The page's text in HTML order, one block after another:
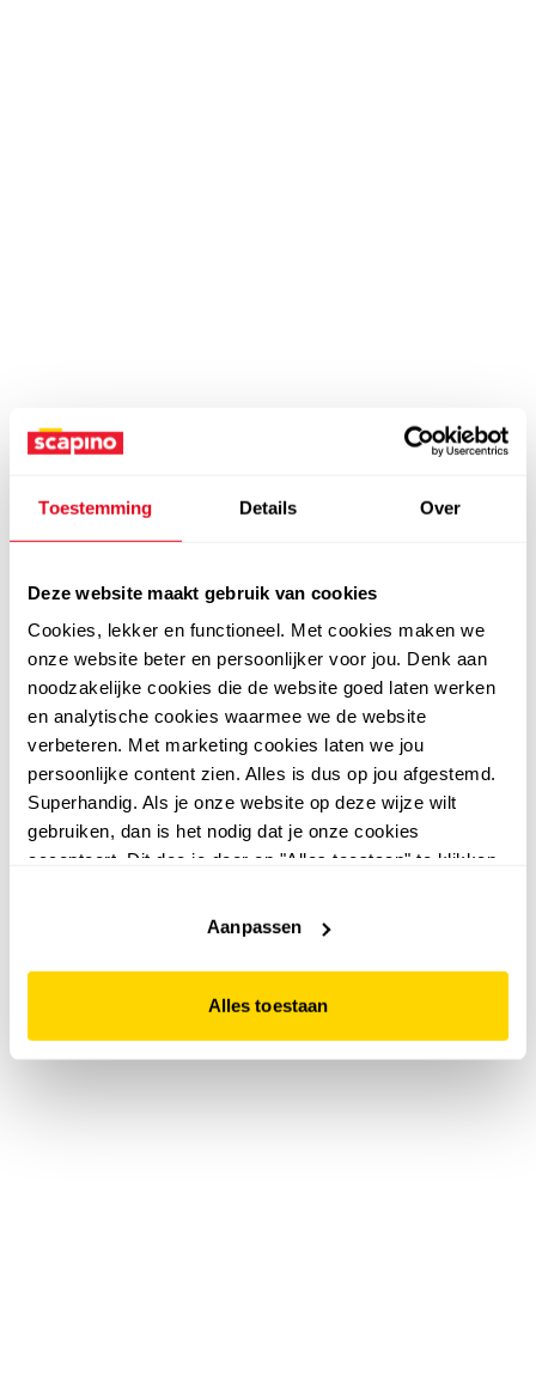
Toestemming Details Over
Deze website maakt gebruik van cookies
Cookies, lekker en functioneel. Met cookies maken we
onze website beter en persoonlijker voor jou. Denk aan
noodzakelijke cookies die de website goed laten werken
en analytische cookies waarmee we de website
verbeteren. Met marketing cookies laten we jou
persoonlijke content zien. Alles is dus op jou afgestemd.
Superhandig. Als je onze website op deze wijze wilt
gebruiken, dan is het nodig dat je onze cookies
accepteert. Dit doe je door op "Alles toestaan" te klikken.
website niet optimaal functioneert.
Aanpassen
Alles toestaan